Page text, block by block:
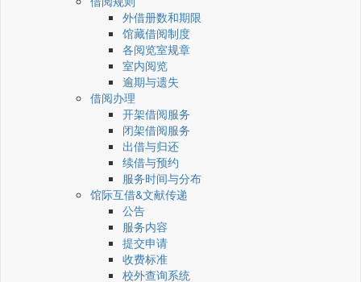
外借册数和期限
馆藏借阅制度
各阅览室规章
室内阅览
逾期与遗失
借阅办理
开架借阅服务
闭架借阅服务
出借与归还
续借与预约
服务时间与分布
馆际互借&文献传递
公告
服务内容
提交申请
收费标准
校外查询系统